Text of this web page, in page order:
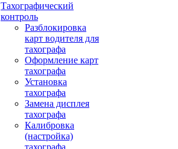
Тахографический
контроль
Разблокировка
карт водителя для
тахографа
Оформление карт
тахографа
Установка
тахографа
Замена дисплея
тахографа
Калибровка
(настройка)
тахографа